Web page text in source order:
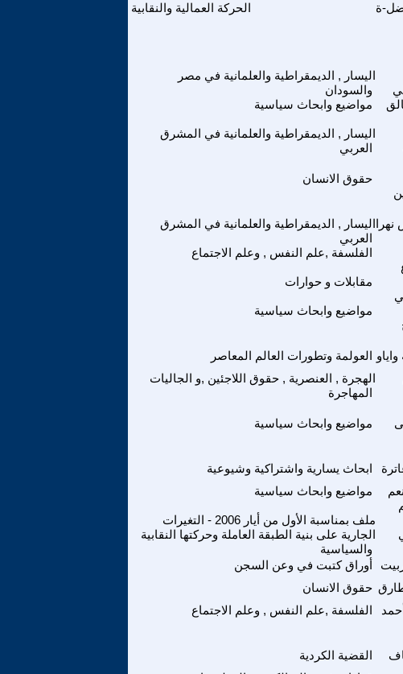
الحركة العمالية والنقابية ة
اليسار , الديمقراطية والعلمانية في مصر
والسودان
مواضيع وابحاث سياسية
اليسار , الديمقراطية والعلمانية في المشرق
العربي
حقوق الانسان
اليسار , الديمقراطية والعلمانية في المشرق
العربي
الفلسفة ,علم النفس , وعلم الاجتماع
مقابلات و حوارات
مواضيع وابحاث سياسية
العولمة وتطورات العالم المعاصر
الهجرة , العنصرية , حقوق اللاجئين ,و الجاليات
المهاجرة
مواضيع وابحاث سياسية
ابحاث يسارية واشتراكية وشيوعية
مواضيع وابحاث سياسية
ملف بمناسبة الأول من أيار 2006 - التغيرات
الجارية على بنية الطبقة العاملة وحركتها النقابية
والسياسية
أوراق كتبت في وعن السجن
حقوق الانسان
الفلسفة ,علم النفس , وعلم الاجتماع
القضية الكردية